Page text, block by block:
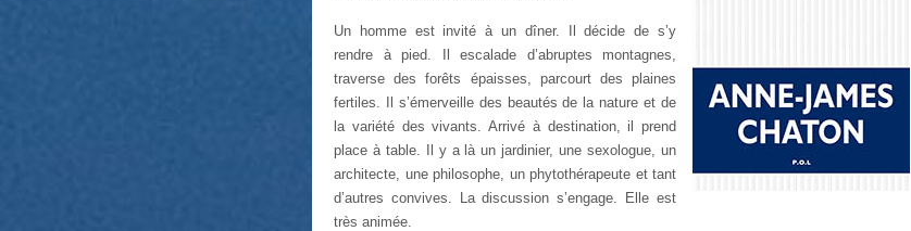
Un homme est invité à un dîner. Il décide de s’y
rendre à pied. Il escalade d’abruptes montagnes,
traverse des forêts épaisses, parcourt des plaines
fertiles. Il s’émerveille des beautés de la nature et de
la variété des vivants. Arrivé à destination, il prend
place à table. Il y a là un jardinier, une sexologue, un
architecte, une philosophe, un phytothérapeute et tant
d’autres convives. La discussion s’engage. Elle est
très animée.